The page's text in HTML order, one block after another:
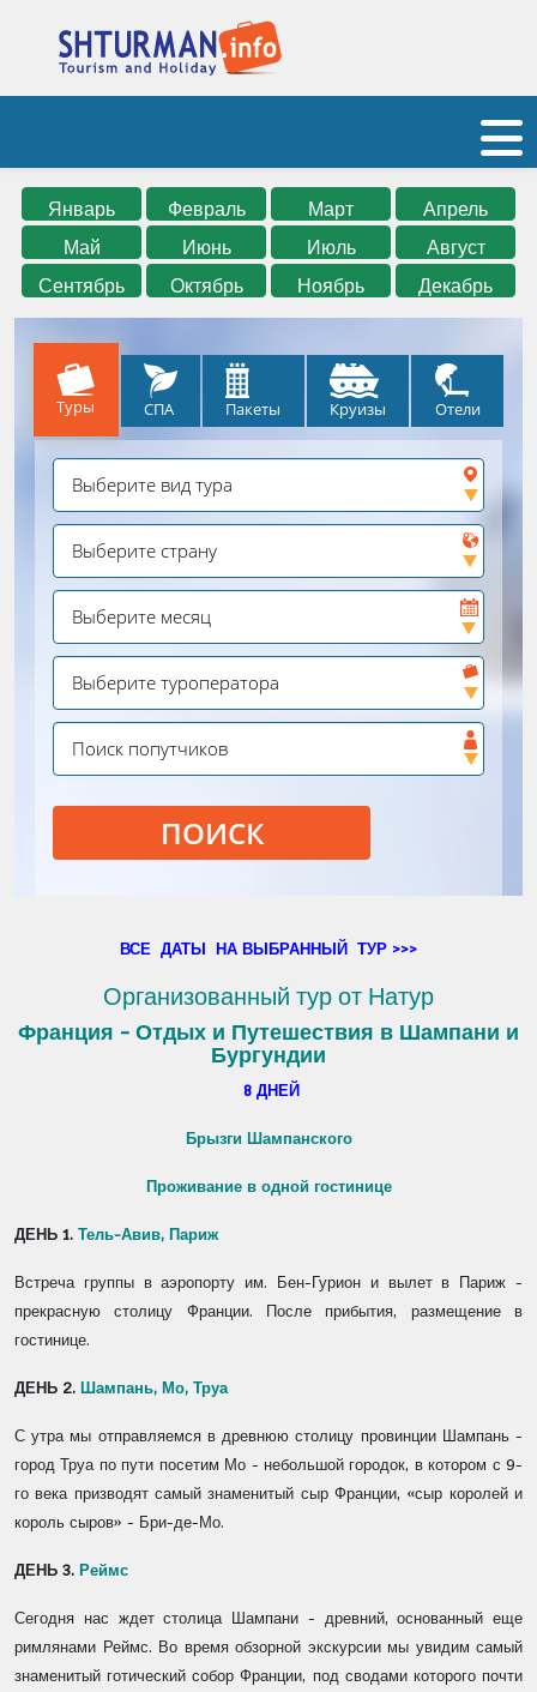
Январь Февраль Март
Апрель
Май
Июнь Июль
Август
Сентябрь
Октябрь Ноябрь Декабрь
Туры СПА Пакеты Круизы Отели
ПОИСК
ВСЕ ДАТЫ НА ВЫБРАННЫЙ ТУР >>>
Организованный тур от Натур
Франция - Отдых и Путешествия в Шампани и
Бургундии
8 ДНЕЙ
Брызги Шампанского
Проживание в одной гостинице
ДЕНЬ 1. Тель-Авив, Париж
Встреча группы в аэропорту им. Бен-Гурион и вылет в Париж -
прекрасную столицу Франции. После прибытия, размещение в
гостинице.
ДЕНЬ 2. Шампань, Мо, Труа
С утра мы отправляемся в древнюю столицу провинции Шампань -
город Труа по пути посетим Мо - небольшой городок, в котором с 9-
го века призводят самый знаменитый сыр Франции, «сыр королей и
король сыров» - Бри-де-Мо.
ДЕНЬ 3. Реймс
Сегодня нас ждет столица Шампани - древний, основанный еще
римлянами Реймс. Во время обзорной экскурсии мы увидим самый
знаменитый готический собор Франции, под сводами которого почти